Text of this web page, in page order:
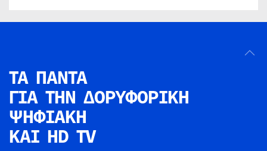
ΤΑ ΠΑΝΤΑ
ΓΙΑ ΤΗΝ ΔΟΡΥΦΟΡΙΚΗ
ΨΗΦΙΑΚΗ
ΚΑΙ HD TV